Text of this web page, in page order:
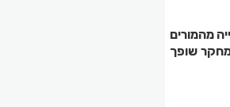
מהמורים
שופך